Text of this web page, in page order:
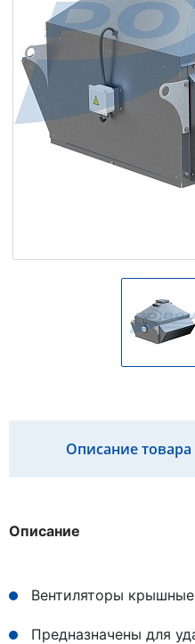
Описание товара
Описание
Вентиляторы
Предназначены для